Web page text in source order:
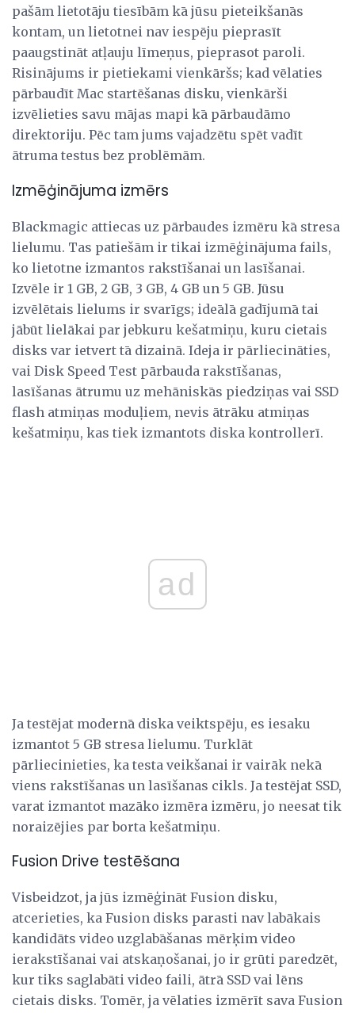
pašām lietotāju tiesībām kā jūsu pieteikšanās
kontam, un lietotnei nav iespēju pieprasīt
paaugstināt atļauju līmeņus, pieprasot paroli.
Risinājums ir pietiekami vienkāršs; kad vēlaties
pārbaudīt Mac startēšanas disku, vienkārši
izvēlieties savu mājas mapi kā pārbaudāmo
direktoriju. Pēc tam jums vajadzētu spēt vadīt
ātruma testus bez problēmām.
Izmēģinājuma izmērs
Blackmagic attiecas uz pārbaudes izmēru kā stresa
lielumu. Tas patiešām ir tikai izmēģinājuma fails,
ko lietotne izmantos rakstīšanai un lasīšanai.
Izvēle ir 1 GB, 2 GB, 3 GB, 4 GB un 5 GB. Jūsu
izvēlētais lielums ir svarīgs; ideālā gadījumā tai
jābūt lielākai par jebkuru kešatmiņu, kuru cietais
disks var ietvert tā dizainā. Ideja ir pārliecināties,
vai Disk Speed ​​Test pārbauda rakstīšanas,
lasīšanas ātrumu uz mehāniskās piedziņas vai SSD
flash atmiņas moduļiem, nevis ātrāku atmiņas
kešatmiņu, kas tiek izmantots diska kontrollerī.
ad
Ja testējat modernā diska veiktspēju, es iesaku
izmantot 5 GB stresa lielumu. Turklāt
pārliecinieties, ka testa veikšanai ir vairāk nekā
viens rakstīšanas un lasīšanas cikls. Ja testējat SSD,
varat izmantot mazāko izmēra izmēru, jo neesat tik
noraizējies par borta kešatmiņu.
Fusion Drive testēšana
Visbeidzot, ja jūs izmēģināt Fusion disku,
atcerieties, ka Fusion disks parasti nav labākais
kandidāts video uzglabāšanas mērķim video
ierakstīšanai vai atskaņošanai, jo ir grūti paredzēt,
kur tiks saglabāti video faili, ātrā SSD vai lēns
cietais disks. Tomēr, ja vēlaties izmērīt sava Fusion